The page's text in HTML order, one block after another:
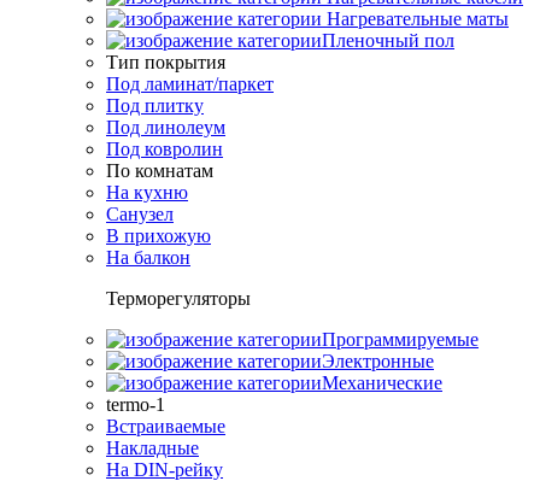
Нагревательные маты
Пленочный пол
Тип покрытия
Под ламинат/паркет
Под плитку
Под линолеум
Под ковролин
По комнатам
На кухню
Санузел
В прихожую
На балкон
Терморегуляторы
Программируемые
Электронные
Механические
termo-1
Встраиваемые
Накладные
На DIN-рейку